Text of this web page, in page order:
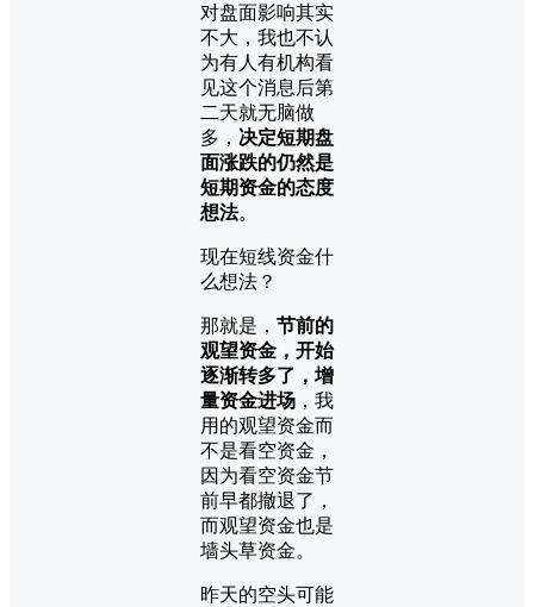
对盘面影响其实
不大，我也不认
为有人有机构看
见这个消息后第
二天就无脑做
多， 决定短期盘
面涨跌的仍然是
短期资金的态度
想法。
现在短线资金什
么想法？
那就是， 节前的
观望资金，开始
逐渐转多了 ，增
量资金进场 ，我
用的观望资金而
不是看空资金，
因为看空资金节
前早都撤退了，
而观望资金也是
墙头草资金。
昨天的空头可能